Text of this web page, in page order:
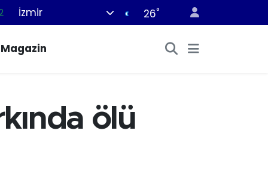
İzmir 26°
Magazin
ölü